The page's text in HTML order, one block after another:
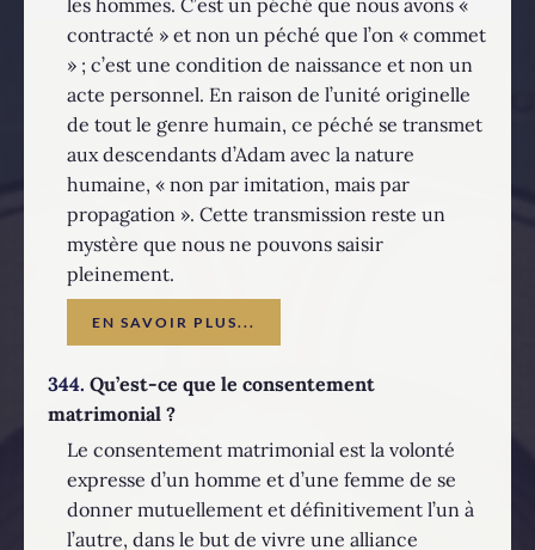
contracté » et non un péché que l’on « commet
» ; c’est une condition de naissance et non un
acte personnel. En raison de l’unité originelle
de tout le genre humain, ce péché se transmet
aux descendants d’Adam avec la nature
humaine, « non par imitation, mais par
propagation ». Cette transmission reste un
mystère que nous ne pouvons saisir
pleinement.
EN SAVOIR PLUS...
344. Qu’est-ce que le consentement
matrimonial ?
Le consentement matrimonial est la volonté
expresse d’un homme et d’une femme de se
donner mutuellement et définitivement l’un à
l’autre, dans le but de vivre une alliance